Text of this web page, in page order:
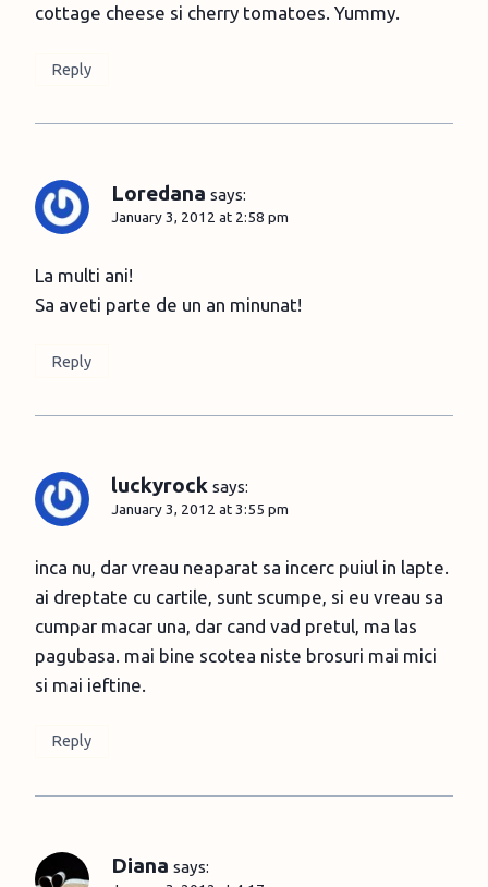
cottage cheese si cherry tomatoes. Yummy.
Reply
Loredana says:
January 3, 2012 at 2:58 pm
La multi ani!
Sa aveti parte de un an minunat!
Reply
luckyrock says:
January 3, 2012 at 3:55 pm
inca nu, dar vreau neaparat sa incerc puiul in lapte.
ai dreptate cu cartile, sunt scumpe, si eu vreau sa
cumpar macar una, dar cand vad pretul, ma las
pagubasa. mai bine scotea niste brosuri mai mici
si mai ieftine.
Reply
Diana says: